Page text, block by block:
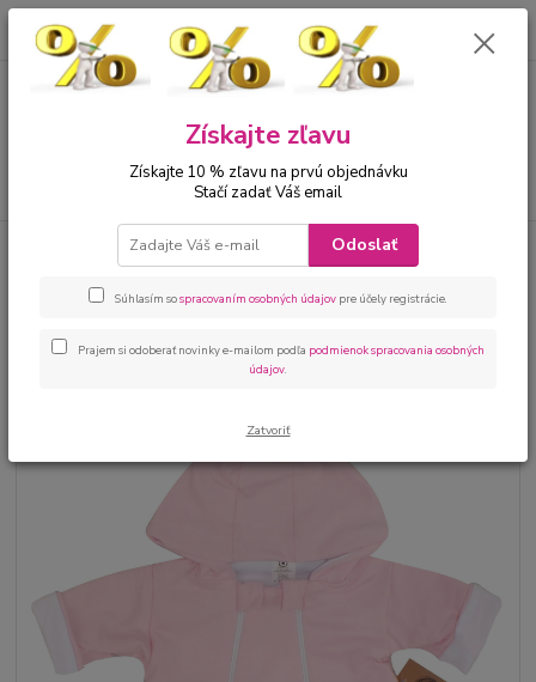
00421 905 612848 za0 €
Kojenecké kombinézy
Kojenecká kombinéza jar-leto-
Kojenecká kombinéza jar-leto-
jeseň ružová
Získajte zľavu
Získajte 10 % zľavu na prvú objednávku
Stačí zadať Váš email
Odoslať
Súhlasím sospracovaním osobných údajov pre účely registrácie.
Prajem si odoberať novinky e-mailom podľa podmienok spracovania osobných
údajov.
Zatvoriť